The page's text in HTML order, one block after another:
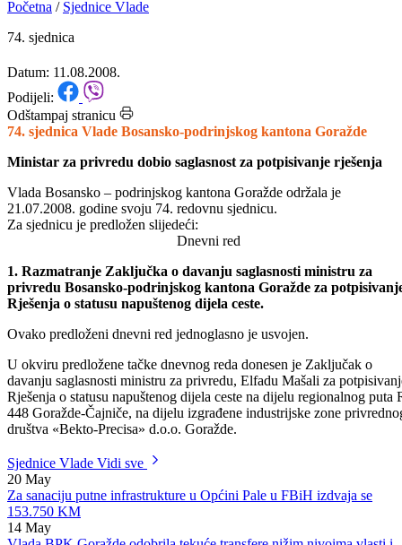
74. sjednica
Datum: 11.08.2008.
Odštampaj stranicu
Ministar za privredu dobio saglasnost za potpisivanje rješenja
Vlada Bosansko – podrinjskog kantona Goražde održala je
Za sjednicu je predložen slijedeći:
Dnevni red
privredu Bosansko-podrinjskog kantona Goražde za
Ovako predloženi dnevni red jednoglasno je usvojen.
U okviru predložene tačke dnevnog reda donesen je Zaključak o
davanju saglasnosti ministru za privredu, Elfadu Mašali za
448 Goražde-Čajniče, na dijelu izgrađene industrijske zone
društva «Bekto-Precisa» d.o.o. Goražde.
Sjednice Vlade
20 May